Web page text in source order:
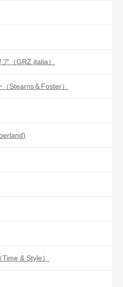
（GRZ italia）
Stearns＆Foster）
& Style）